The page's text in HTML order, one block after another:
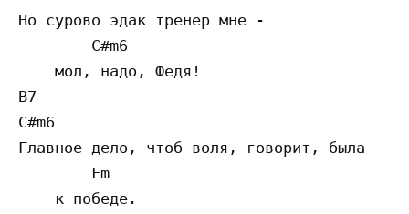
Но сурово эдак тренер мне -
        C#m6
    мол, надо, Федя!
B7
C#m6
Главное дело, чтоб воля, говорит, была
        Fm
    к победе.